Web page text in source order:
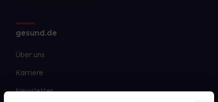
gesund.de
Über uns
Karriere
Newsletter